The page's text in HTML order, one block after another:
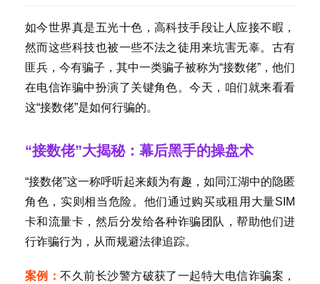
如今世界真是五光十色，高科技手段让人应接不暇，
然而这些科技也被一些不法之徒用来坑害无辜。古有
匪兵，今有骗子，其中一类骗子被称为“接数佬”，他们
在电信诈骗中扮演了关键角色。今天，咱们就来看看
这“接数佬”是如何行骗的。
“接数佬”大揭秘：幕后黑手的操盘术
“接数佬”这一称呼听起来颇为有趣，如同江湖中的隐匿
角色，实则相当危险。他们通过购买或租用大量SIM
卡和流量卡，然后分发给各种诈骗团队，帮助他们进
行诈骗行为，从而规避法律追踪。
案例：不久前长沙警方破获了一起特大电信诈骗案，